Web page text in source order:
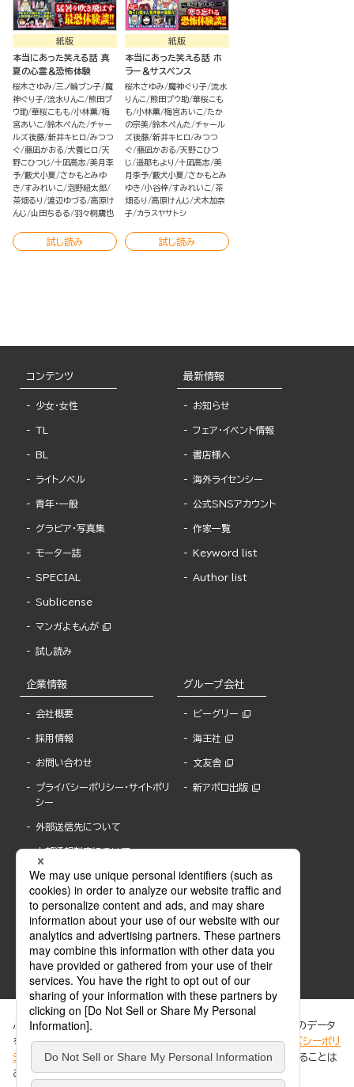
紙版
本当にあった笑える話 真
夏の心霊＆恐怖体験
桜木さゆみ 三ノ輪ブン子 魔
神ぐり子 流水りんこ 熊田プ
ウ助 華桜こもも 小林薫 梅
宮あいこ 鈴木ぺんた チャー
ルズ後藤 新井キヒロ みつつ
ぐ 藤凪かおる 犬養ヒロ 天
野こひつじ 十凪高志 美月李
予 藪犬小夏 さかもとみゆ
き すみれいこ
泡野紐太郎
茶畑るり
渡辺ゆづる 高原け
んじ
山田ちるる 羽々桐鷹也
試し読み
紙版
本当にあった笑える話 ホ
ラー＆サスペンス
桜木さゆみ 魔神ぐり子 流水
りんこ 熊田プウ助 華桜こも
も 小林薫 梅宮あいこ たか
の宗美 鈴木ぺんた チャール
ズ後藤 新井キヒロ みつつ
ぐ 藤凪かおる 天野こひつ
じ 遥那もより 十凪高志 美
月李予 藪犬小夏 さかもとみ
ゆき 小谷梓 すみれいこ 茶
畑るり
高原けんじ 犬木加奈
子 カラスヤサトシ
試し読み
コンテンツ
少女・女性
TL
BL
ライトノベル
青年・一般
グラビア・写真集
モーター誌
SPECIAL
Sublicense
マンガよもんが
試し読み
最新情報
お知らせ
フェア・イベント情報
書店様へ
海外ライセンシー
公式SNSアカウント
作家一覧
Keyword list
Author list
企業情報
会社概要
採用情報
お問い合わせ
プライバシーポリシー・サイトポリ
シー
外部送信先について
内部通報制度について
グループ会社
ビーグリー
海王社
文友舎
新アポロ出版
ABJマークは、この電子書店・電子書籍配信サービスが、著作権者からコンテンツ使用許諾を
得た正規版配信サービスであることを示す登録商標(登録番号 第6091713号)です。
ぶんか社が運営するサイトでは、利便性向上のためにCookie等のデータ
を使用しています。 当社のCookieについての詳細は、「プライバシーポリ
シー
」をご覧ください。当サイトでは、訪問者の個人情報を追跡することは
ありません。